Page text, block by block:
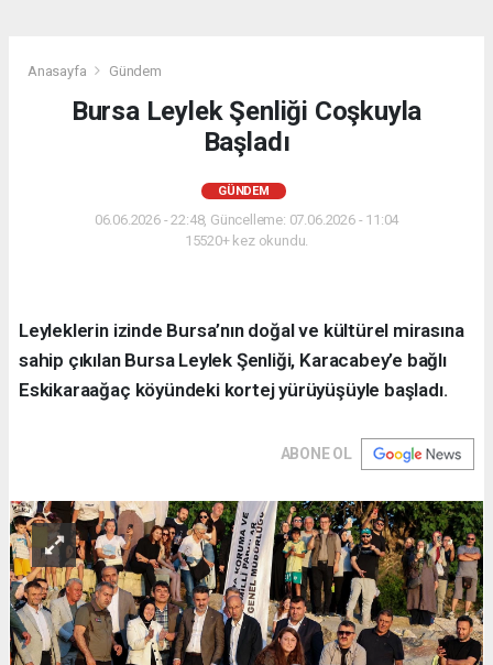
Anasayfa Gündem
Bursa Leylek Şenliği Coşkuyla
Başladı
GÜNDEM
06.06.2026 - 22:48, Güncelleme: 07.06.2026 - 11:04
15520+ kez okundu.
Leyleklerin izinde Bursa’nın doğal ve kültürel mirasına
sahip çıkılan Bursa Leylek Şenliği, Karacabey’e bağlı
Eskikaraağaç köyündeki kortej yürüyüşüyle başladı.
ABONE OL